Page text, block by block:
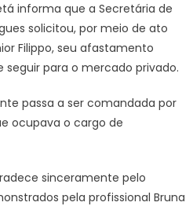
Comando
da
de
Ambiente
Turística
informa que a Secretária de
solicitou, por meio de ato
Filippo, seu afastamento
para o mercado privado.
passa a ser comandada por
ocupava o cargo de
sinceramente pelo
pela profissional Bruna